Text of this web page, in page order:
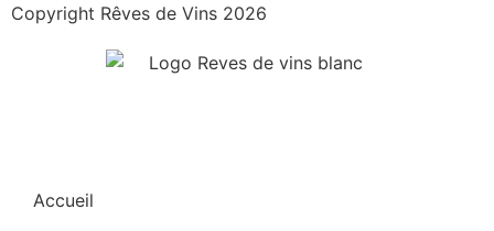
Copyright Rêves de Vins 2026
Accueil